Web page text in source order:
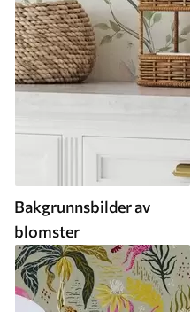
Bakgrunnsbilder av
blomster